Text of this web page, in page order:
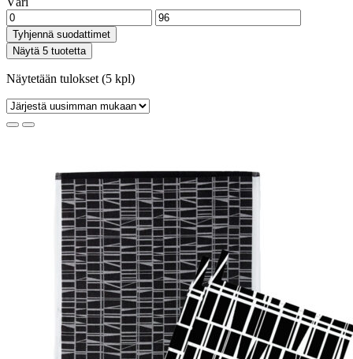
Tyhjennä suodattimet
Näytä 5 tuotetta
Näytetään tulokset (5 kpl)